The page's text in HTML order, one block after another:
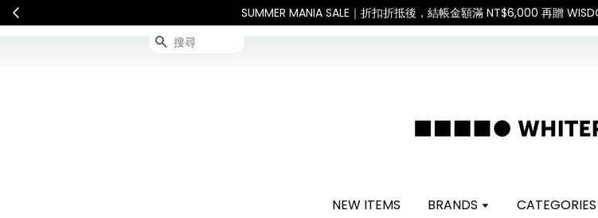
送。 如遇假日、天災或其他不可抗力因素，出貨安排可能調整，敬請見諒 查看國內宅配最新公告
搜尋
NEW ITEMS BRANDS CATEGORIES